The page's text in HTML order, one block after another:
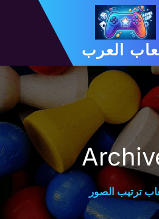
العرب
ترتيب الصور